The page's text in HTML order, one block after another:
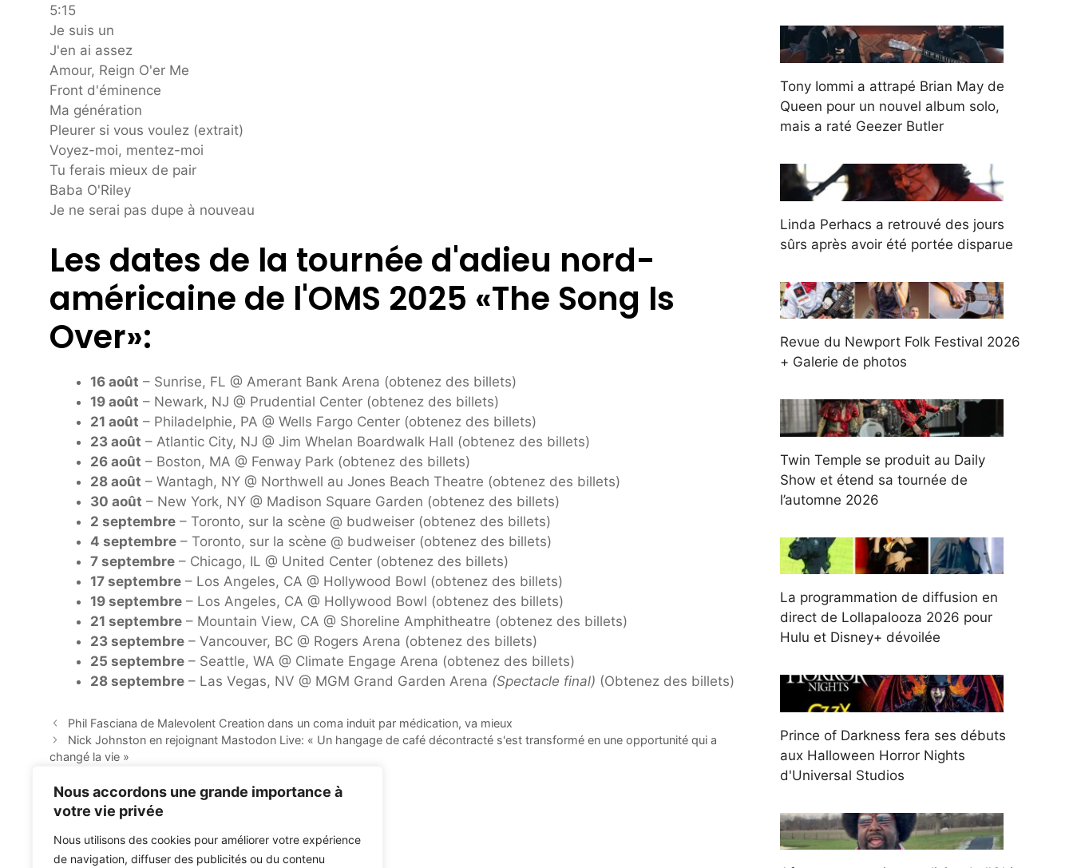
Nous accordons une grande importance à
votre vie privée
Nous utilisons des cookies pour améliorer votre expérience
de navigation, diffuser des publicités ou du contenu
5:15
Je suis un
J'en ai assez
Amour, Reign O'er Me
Front d'éminence
Ma génération
Pleurer si vous voulez (extrait)
Voyez-moi, mentez-moi
Tu ferais mieux de pair
Baba O'Riley
Je ne serai pas dupe à nouveau
Les dates de la tournée d'adieu nord-
américaine de l'OMS 2025 «The Song Is
Over»:
16 août – Sunrise, FL @ Amerant Bank Arena (obtenez des billets)
19 août – Newark, NJ @ Prudential Center (obtenez des billets)
21 août – Philadelphie, PA @ Wells Fargo Center (obtenez des billets)
23 août – Atlantic City, NJ @ Jim Whelan Boardwalk Hall (obtenez des billets)
26 août – Boston, MA @ Fenway Park (obtenez des billets)
28 août – Wantagh, NY @ Northwell au Jones Beach Theatre (obtenez des billets)
30 août – New York, NY @ Madison Square Garden (obtenez des billets)
2 septembre – Toronto, sur la scène @ budweiser (obtenez des billets)
4 septembre – Toronto, sur la scène @ budweiser (obtenez des billets)
7 septembre – Chicago, IL @ United Center (obtenez des billets)
17 septembre – Los Angeles, CA @ Hollywood Bowl (obtenez des billets)
19 septembre – Los Angeles, CA @ Hollywood Bowl (obtenez des billets)
21 septembre – Mountain View, CA @ Shoreline Amphitheatre (obtenez des billets)
23 septembre – Vancouver, BC @ Rogers Arena (obtenez des billets)
25 septembre – Seattle, WA @ Climate Engage Arena (obtenez des billets)
28 septembre – Las Vegas, NV @ MGM Grand Garden Arena (Spectacle final) (Obtenez des billets)
Phil Fasciana de Malevolent Creation dans un coma induit par médication, va mieux
Nick Johnston en rejoignant Mastodon Live: « Un hangage de café décontracté s'est transformé en une opportunité qui a
changé la vie »
Tony Iommi a attrapé Brian May de
Queen pour un nouvel album solo,
mais a raté Geezer Butler
Linda Perhacs a retrouvé des jours
sûrs après avoir été portée disparue
Revue du Newport Folk Festival 2026
+ Galerie de photos
Twin Temple se produit au Daily
Show et étend sa tournée de
l’automne 2026
La programmation de diffusion en
direct de Lollapalooza 2026 pour
Hulu et Disney+ dévoilée
Prince of Darkness fera ses débuts
aux Halloween Horror Nights
d'Universal Studios